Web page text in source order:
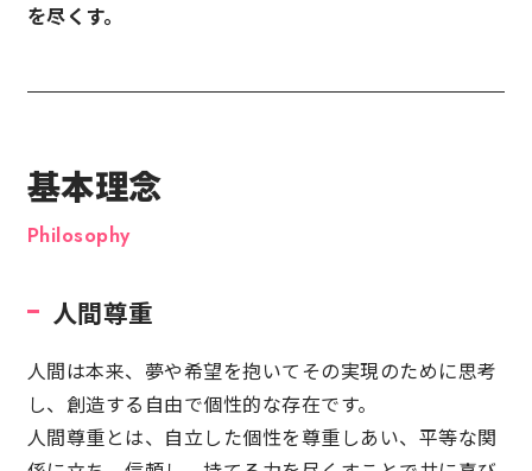
を尽くす。
基本理念
人間尊重
人間は本来、夢や希望を抱いてその実現のために思考
し、創造する自由で個性的な存在です。
人間尊重とは、自立した個性を尊重しあい、平等な関